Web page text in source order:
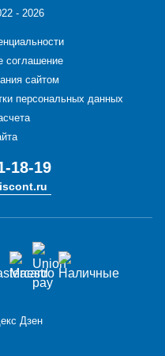
- 2026
соглашение
сайтом
персональных данных
18-19
Дзен